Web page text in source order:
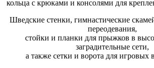
кольца с крюками и консолями для
Шведские стенки, гимнастические
переодевания,
стойки и планки для прыжков в
заградительные сети,
а также сетки и ворота для игровых